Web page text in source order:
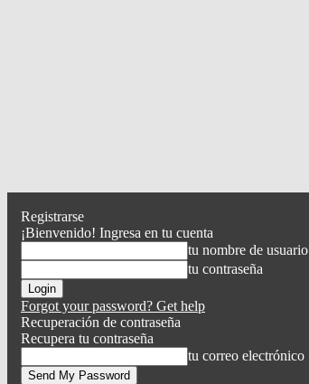
Registrarse
¡Bienvenido! Ingresa en tu cuenta
tu nombre de usuario
tu contraseña
Forgot your password? Get help
Recuperación de contraseña
Recupera tu contraseña
tu correo electrónico